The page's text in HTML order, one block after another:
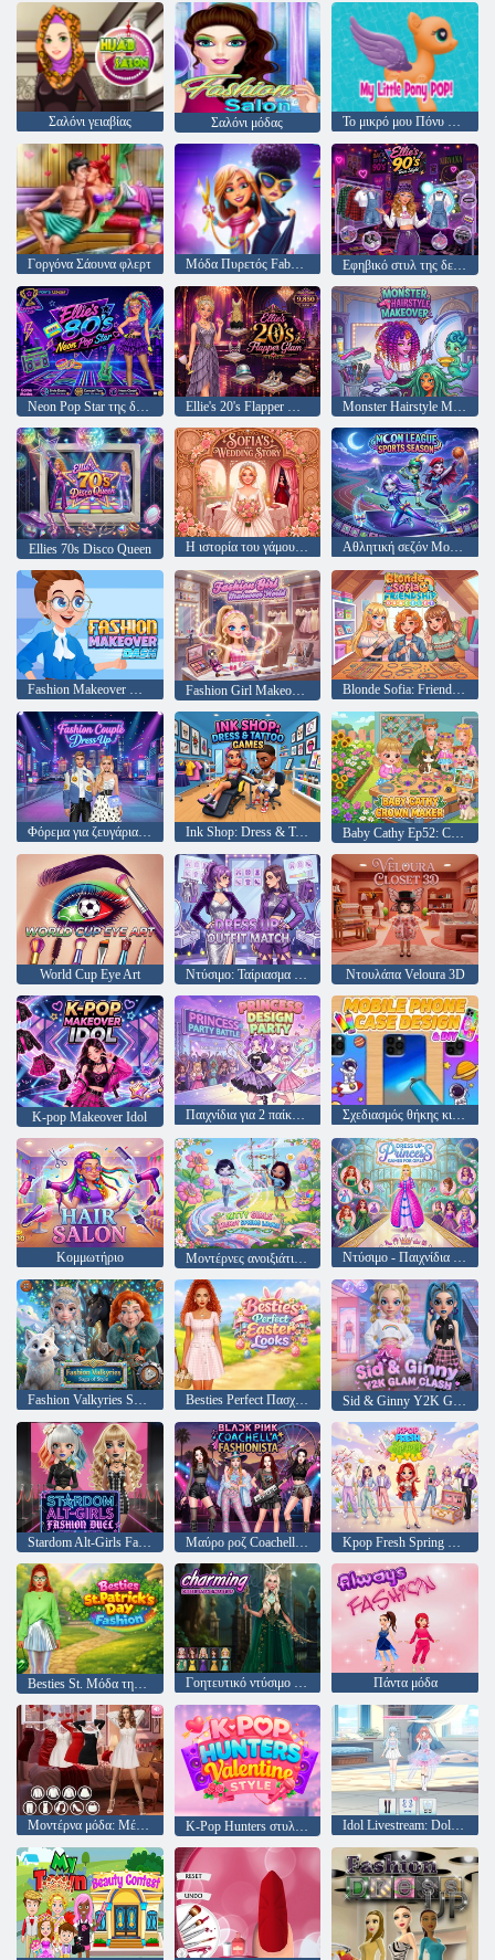
Σαλόνι γειαβίας Σαλόνι μόδας Το μικρό μου Πόνυ Ποπ
Γοργόνα Σάουνα φλερτ Μόδα Πυρετός Fabulous της Angela Εφηβικό στυλ της δεκαετίας του '90 της Ellie
Ellies 70s Disco Queen Η ιστορία του γάμου της Σοφίας Αθλητική σεζόν Moon League
Fashion Makeover Dash Fashion Girl Makeover World Blonde Sofia: Friendship Bracelet
Φόρεμα για ζευγάρια μόδας Ink Shop: Dress & Tattoo Games Baby Cathy Ep52: Crown Maker
World Cup Eye Art Ντουλάπα Veloura 3D
K-pop Makeover Idol Παιχνίδια για 2 παίκτες - Princess Design Party Σχεδιασμός θήκης κινητού τηλεφώνου & DIY
Κομμωτήριο Μοντέρνες ανοιξιάτικες εμφανίσεις Kitty Girls Ντύσιμο - Παιχνίδια για κορίτσια
Besties Perfect Πασχαλινές εμφανίσεις Sid & Ginny Y2K Glam Clash
Μαύρο ροζ Coachella Fashionista
Besties St. Μόδα της ημέρας του Πάτρικ Γοητευτικό ντύσιμο και μακιγιάζ Πάντα μόδα
Μοντέρνα μόδα: Μέρος 3 του Αγίου Βαλεντίνου K-Pop Hunters στυλ Αγίου Βαλεντίνου Idol Livestream: Doll Cute Dress Up